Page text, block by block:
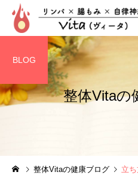
整体Vitaの
BLOG
整体Vitaの健康ブログ 立